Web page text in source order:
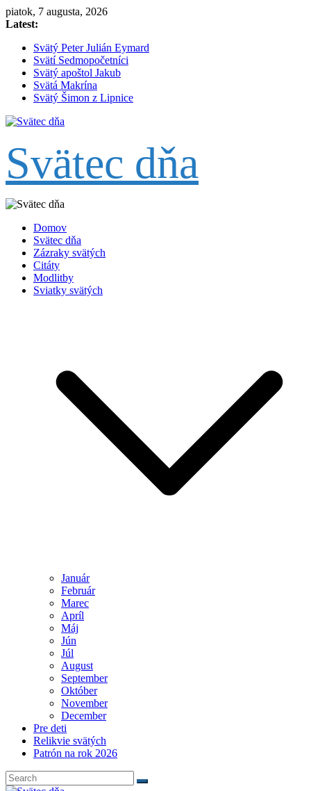
Skip
to
piatok, 7 augusta, 2026
Latest:
Svätý Peter Julián Eymard
Svätí Sedmopočetníci
Svätý apoštol Jakub
Svätá Makrína
Svätý Šimon z Lipnice
Svätec dňa
Domov
Svätec dňa
Zázraky svätých
Citáty
Modlitby
Sviatky svätých
Január
Február
Marec
Apríl
Máj
Jún
Júl
August
September
Október
November
December
Pre deti
Relikvie svätých
Patrón na rok 2026